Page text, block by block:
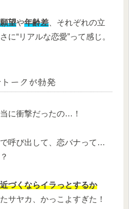
望や年齢差 、それぞれの立
“リアルな恋愛”って感じ。
ークが勃発
に衝撃だったの…！
呼び出して、恋バナって…
づくならイラっとするか
サヤカ、かっこよすぎた！